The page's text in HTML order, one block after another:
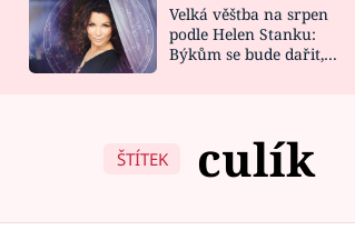
NOVINKY
VIDEORECEPTY
Velká věštba na srpen
podle Helen Stanku:
Býkům se bude dařit,
ŠTÍTEK culík